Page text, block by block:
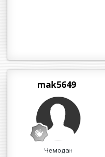
mak5649
Чемодан